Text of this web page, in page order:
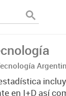
en I+D así